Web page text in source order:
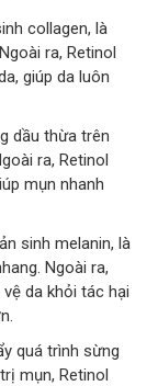
collagen, là
ra, Retinol
giúp da luôn
dầu thừa trên
ra, Retinol
mụn nhanh
sinh melanin, là
Ngoài ra,
da khỏi tác hại
quá trình sừng
mụn, Retinol